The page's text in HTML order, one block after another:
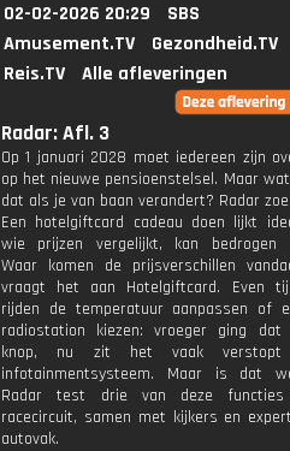
02-02-2026 20:29
SBS
Amusement.TV
Gezondheid.TV
Reis.TV
Alle afleveringen
Radar: Afl. 3
Op 1 januari 2028 moet iedereen zijn
op het nieuwe pensioenstelsel. Maar
dat als je van baan verandert? Radar
Een hotelgiftcard cadeau doen lijkt
wie prijzen vergelijkt, kan bedrogen
Waar komen de prijsverschillen
vraagt het aan Hotelgiftcard. Even
rijden de temperatuur aanpassen of
radiostation kiezen: vroeger ging
knop, nu zit het vaak
infotainmentsysteem. Maar is dat
Radar test drie van deze
racecircuit, samen met kijkers en
autovak.